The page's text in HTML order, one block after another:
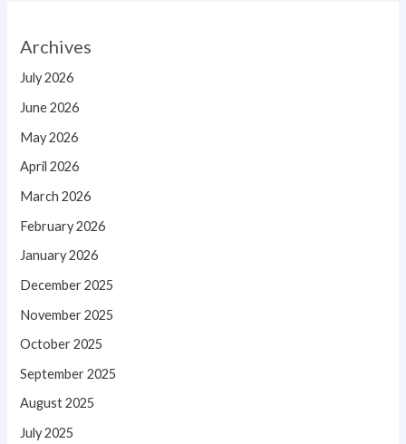
Archives
July 2026
June 2026
May 2026
April 2026
March 2026
February 2026
January 2026
December 2025
November 2025
October 2025
September 2025
August 2025
July 2025